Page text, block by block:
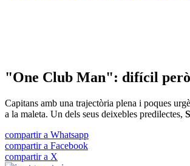
"One Club Man": difícil però
Capitans amb una trajectòria plena i poques
a la maleta. Un dels seus deixebles predilectes,
compartir a Whatsapp
compartir a Facebook
compartir a X